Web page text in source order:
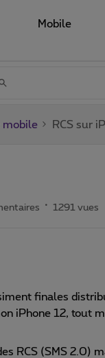
Mobile
mobile RCS sur
1291 vues
finales
iPhone 12, tout
RCS (SMS 2.0)